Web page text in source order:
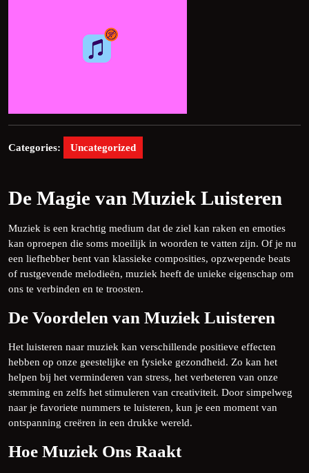
Categories: Uncategorized
De Magie van Muziek Luisteren
Muziek is een krachtig medium dat de ziel kan raken en emoties
kan oproepen die soms moeilijk in woorden te vatten zijn. Of je nu
een liefhebber bent van klassieke composities, opzwepende beats
of rustgevende melodieën, muziek heeft de unieke eigenschap om
ons te verbinden en te troosten.
De Voordelen van Muziek Luisteren
Het luisteren naar muziek kan verschillende positieve effecten
hebben op onze geestelijke en fysieke gezondheid. Zo kan het
helpen bij het verminderen van stress, het verbeteren van onze
stemming en zelfs het stimuleren van creativiteit. Door simpelweg
naar je favoriete nummers te luisteren, kun je een moment van
ontspanning creëren in een drukke wereld.
Hoe Muziek Ons Raakt